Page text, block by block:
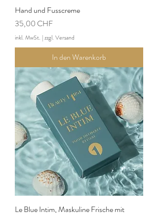
Hand und Fusscreme
Preis
35,00 CHF
inkl. MwSt. |zzgl. Versand
In den Warenkorb
Le Blue Intim, Maskuline Frische mit